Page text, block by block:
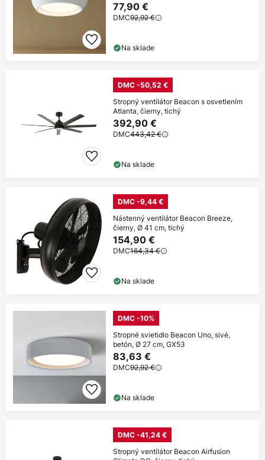
77,90 €
DMC92,92 €
Na sklade
DMC -50,52 €
Stropný ventilátor Beacon s osvetlením
Atlanta, čierny, tichý
392,90 €
DMC443,42 €
Na sklade
DMC -9,44 €
Nástenný ventilátor Beacon Breeze,
čierny, Ø 41 cm, tichý
154,90 €
DMC164,34 €
Na sklade
DMC -10%
Stropné svietidlo Beacon Uno, sivé,
betón, Ø 27 cm, GX53
83,63 €
DMC92,92 €
Na sklade
DMC -41,24 €
Stropný ventilátor Beacon Airfusion